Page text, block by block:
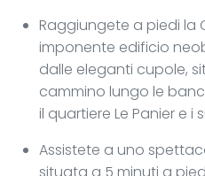
Raggiungete a piedi la
imponente edificio
dalle eleganti cupole,
cammino lungo le
il quartiere Le Panier e i
Assistete a uno
situata a 5 minuti a